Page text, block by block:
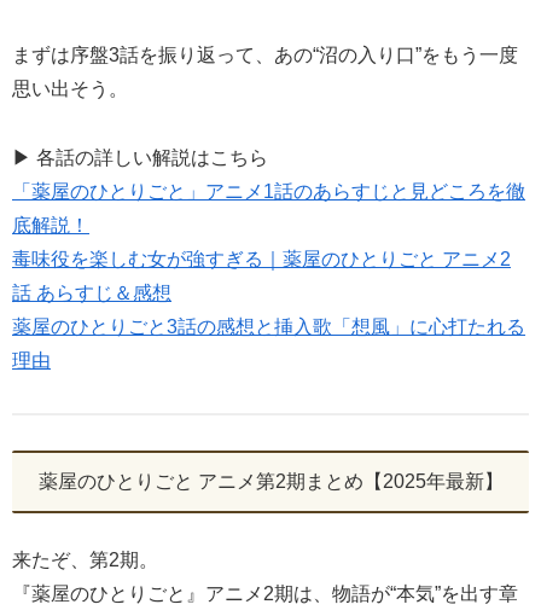
まずは序盤3話を振り返って、あの“沼の入り口”をもう一度
思い出そう。
▶ 各話の詳しい解説はこちら
「薬屋のひとりごと」アニメ1話のあらすじと見どころを徹
底解説！
毒味役を楽しむ女が強すぎる｜薬屋のひとりごと アニメ2
話 あらすじ＆感想
薬屋のひとりごと3話の感想と挿入歌「想風」に心打たれる
理由
薬屋のひとりごと アニメ第2期まとめ【2025年最新】
来たぞ、第2期。
『薬屋のひとりごと』アニメ2期は、物語が“本気”を出す章